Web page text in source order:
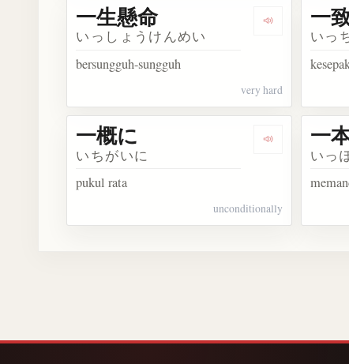
Dengarkan 一生
一生懸命
いっしょうけんめい
bersungguh-sungguh
very hard
一
いっ
Dengarkan 一
一概に
いちがいに
pukul rata
unconditionally
一
いっ